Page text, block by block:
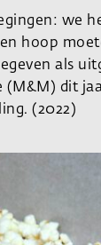
we
hoop
als
dit
(2022)